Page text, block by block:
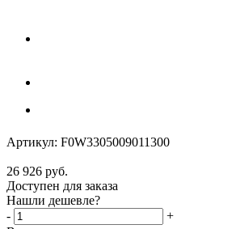
Артикул: F0W3305009011300
26 926 руб.
Доступен для заказа
Нашли дешевле?
-
+